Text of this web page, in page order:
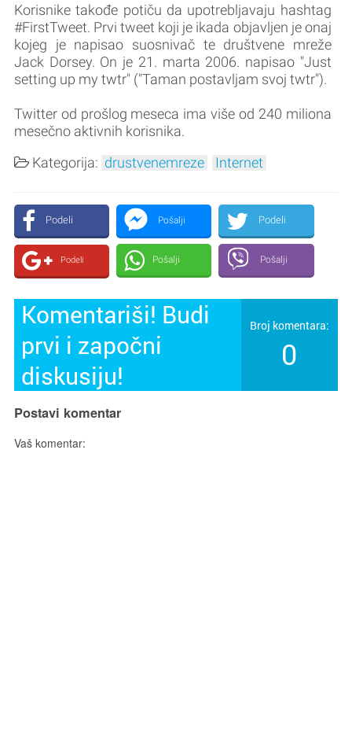
Korisnike takođe potiču da upotrebljavaju hashtag
#FirstTweet. Prvi tweet koji je ikada objavljen je onaj
kojeg je napisao suosnivač te društvene mreže
Jack Dorsey. On je 21. marta 2006. napisao "Just
setting up my twtr" ("Taman postavljam svoj twtr").
Twitter od prošlog meseca ima više od 240 miliona
mesečno aktivnih korisnika.
Kategorija: drustvenemreze Internet
Podeli Pošalji Podeli
Podeli Pošalji Pošalji
Komentariši! Budi
prvi i započni
diskusiju!
Broj komentara:
0
Postavi komentar
Vaš komentar: